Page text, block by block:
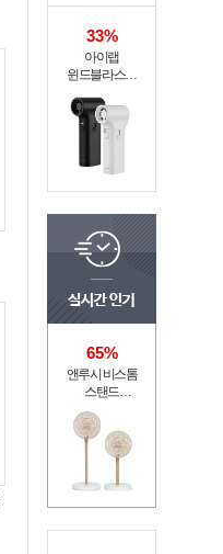
33%
아이랩
윈드블라스터
iLAB-WBT
65%
앤루시 비스톰
스탠드
써큘레이터 ASF-
200A